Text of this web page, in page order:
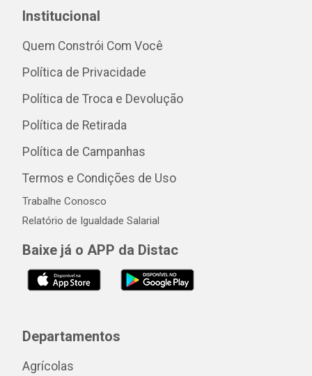
Institucional
Quem Constrói Com Você
Política de Privacidade
Política de Troca e Devolução
Política de Retirada
Política de Campanhas
Termos e Condições de Uso
Trabalhe Conosco
Relatório de Igualdade Salarial
Baixe já o APP da Distac
Departamentos
Agrícolas